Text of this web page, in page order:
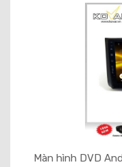
Màn hình DVD